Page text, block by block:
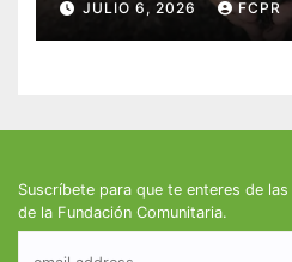
JULIO 6, 2026 FCPR
Suscríbete para que te enteres de
de la Fundación Comunitaria.